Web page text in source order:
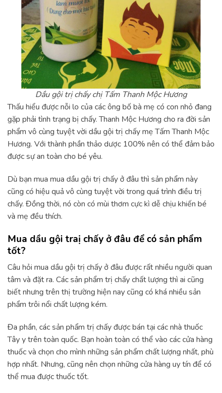
Dầu gội trị chấy chị Tấm Thanh Mộc Hương
Thấu hiểu được nỗi lo của các ông bố bà mẹ có con nhỏ đang
gặp phải tình trạng bị chấy. Thanh Mộc Hương cho ra đời sản
phẩm vô cùng tuyệt vời dầu gội trị chấy mẹ Tấm Thanh Mộc
Hương. Với thành phần thảo dược 100% nên có thể đảm bảo
được sự an toàn cho bé yêu.
Dù bạn mua mua dầu gội trị chấy ở đâu thì sản phẩm này
cũng có hiệu quả vô cùng tuyệt vời trong quá trình điều trị
chấy. Đồng thời, nó còn có mùi thơm cực kì dễ chịu khiến bé
và mẹ đều thích.
Mua dầu gội traị chấy ở đâu để có sản phẩm
tốt?
Câu hỏi mua dầu gội trị chấy ở đâu được rất nhiều người quan
tâm và đặt ra. Các sản phẩm trị chấy chất lượng thì ai cũng
biết nhưng trên thị trường hiện nay cũng có khá nhiều sản
phẩm trôi nổi chất lượng kém.
Đa phần, các sản phẩm trị chấy được bán tại các nhà thuốc
Tây y trên toàn quốc. Bạn hoàn toàn có thể vào các cửa hàng
thuốc và chọn cho mình những sản phẩm chất lượng nhất, phù
hợp nhất. Nhưng, cũng nên chọn những cửa hàng uy tín để có
thể mua được thuốc tốt.